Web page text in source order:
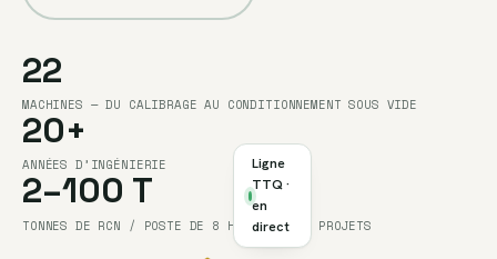
22
MACHINES — DU CALIBRAGE AU CONDITIONNEMENT SOUS VIDE
20+
ANNÉES D’INGÉNIERIE
2–100 T
TONNES DE RCN / POSTE DE 8 H, GAMME DE PROJETS
Ø 560
SIZE
Ligne
TTQ ·
en
direct